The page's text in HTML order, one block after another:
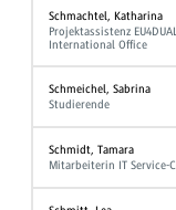
Schmachtel, Katharina
Projektassistenz
International Office
Schmeichel, Sabrina
Studierende
Schmidt, Tamara
Mitarbeiterin IT Service-